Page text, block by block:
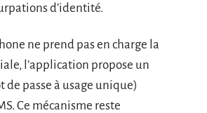
d’identité.
ne prend pas en charge la
l’application propose un
de passe à usage unique)
Ce mécanisme reste